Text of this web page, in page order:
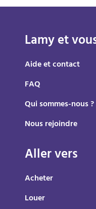
Lamy et
Aide et contact
FAQ
Qui sommes-nous ?
Nous rejoindre
Aller vers
Acheter
Louer